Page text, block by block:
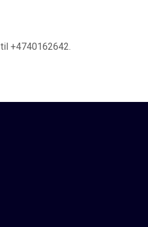
til +4740162642.